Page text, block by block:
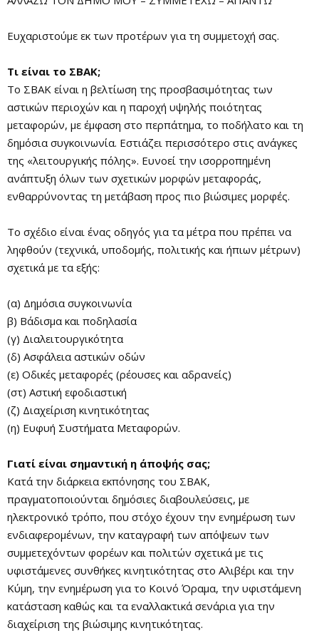
Ευχαριστούμε εκ των προτέρων για τη συμμετοχή σας.
Τι είναι το ΣΒΑΚ;
Το ΣΒΑΚ είναι η βελτίωση της προσβασιμότητας των
αστικών περιοχών και η παροχή υψηλής ποιότητας
μεταφορών, με έμφαση στο περπάτημα, το ποδήλατο και τη
δημόσια συγκοινωνία. Εστιάζει περισσότερο στις ανάγκες
της «λειτουργικής πόλης». Ευνοεί την ισορροπημένη
ανάπτυξη όλων των σχετικών μορφών μεταφοράς,
ενθαρρύνοντας τη μετάβαση προς πιο βιώσιμες μορφές.
Το σχέδιο είναι ένας οδηγός για τα μέτρα που πρέπει να
ληφθούν (τεχνικά, υποδομής, πολιτικής και ήπιων μέτρων)
σχετικά με τα εξής:
(α) Δημόσια συγκοινωνία
β) Βάδισμα και ποδηλασία
(γ) Διαλειτουργικότητα
(δ) Ασφάλεια αστικών οδών
(ε) Οδικές μεταφορές (ρέουσες και αδρανείς)
(στ) Αστική εφοδιαστική
(ζ) Διαχείριση κινητικότητας
(η) Ευφυή Συστήματα Μεταφορών.
Γιατί είναι σημαντική η άποψής σας;
Κατά την διάρκεια εκπόνησης του ΣΒΑΚ,
πραγματοποιούνται δημόσιες διαβουλεύσεις, με
ηλεκτρονικό τρόπο, που στόχο έχουν την ενημέρωση των
ενδιαφερομένων, την καταγραφή των απόψεων των
συμμετεχόντων φορέων και πολιτών σχετικά με τις
υφιστάμενες συνθήκες κινητικότητας στο Αλιβέρι και την
Κύμη, την ενημέρωση για το Κοινό Όραμα, την υφιστάμενη
κατάσταση καθώς και τα εναλλακτικά σενάρια για την
διαχείριση της βιώσιμης κινητικότητας.